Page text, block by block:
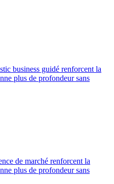
business guidé renforcent la
plus de profondeur sans
de marché renforcent la
plus de profondeur sans